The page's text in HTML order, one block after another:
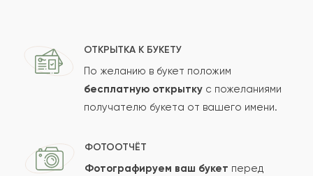
ОТКРЫТКА К БУКЕТУ
По желанию в букет положим
бесплатную открытку с пожеланиями
получателю букета от вашего имени.
ФОТООТЧЁТ
Фотографируем ваш букет перед